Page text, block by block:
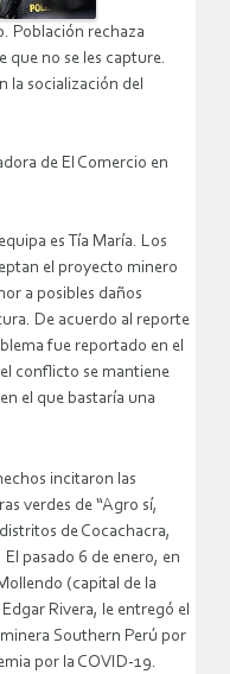
Población rechaza
que no se les capture.
la socialización del
de El Comercio en
es Tía María. Los
el proyecto minero
a posibles daños
De acuerdo al reporte
fue reportado en el
conflicto se mantiene
el que bastaría una
incitaron las
verdes de “Agro sí,
de Cocachacra,
pasado 6 de enero, en
(capital de la
Rivera, le entregó el
Southern Perú por
por la COVID-19.